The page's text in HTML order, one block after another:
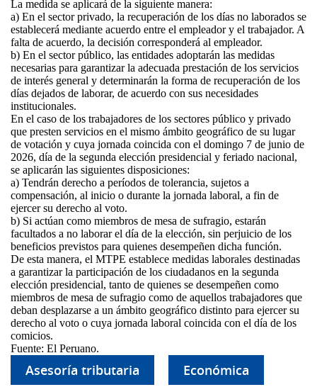
La medida se aplicará de la siguiente manera:
a) En el sector privado, la recuperación de los días no laborados se
establecerá mediante acuerdo entre el empleador y el trabajador. A
falta de acuerdo, la decisión corresponderá al empleador.
b) En el sector público, las entidades adoptarán las medidas
necesarias para garantizar la adecuada prestación de los servicios
de interés general y determinarán la forma de recuperación de los
días dejados de laborar, de acuerdo con sus necesidades
institucionales.
En el caso de los trabajadores de los sectores público y privado
que presten servicios en el mismo ámbito geográfico de su lugar
de votación y cuya jornada coincida con el domingo 7 de junio de
2026, día de la segunda elección presidencial y feriado nacional,
se aplicarán las siguientes disposiciones:
a) Tendrán derecho a períodos de tolerancia, sujetos a
compensación, al inicio o durante la jornada laboral, a fin de
ejercer su derecho al voto.
b) Si actúan como miembros de mesa de sufragio, estarán
facultados a no laborar el día de la elección, sin perjuicio de los
beneficios previstos para quienes desempeñen dicha función.
De esta manera, el MTPE establece medidas laborales destinadas
a garantizar la participación de los ciudadanos en la segunda
elección presidencial, tanto de quienes se desempeñen como
miembros de mesa de sufragio como de aquellos trabajadores que
deban desplazarse a un ámbito geográfico distinto para ejercer su
derecho al voto o cuya jornada laboral coincida con el día de los
comicios.
Fuente: El Peruano.
Asesoría tributaria Económica